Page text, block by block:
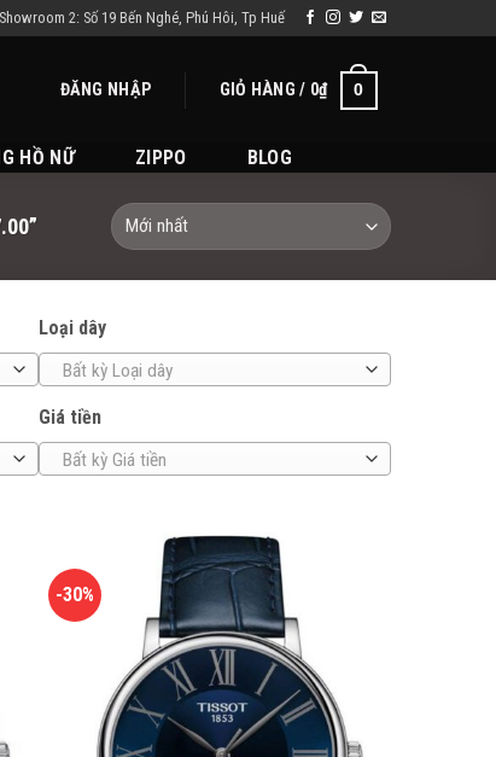
2: Số 19 Bến Nghé, Phú Hôi, Tp Huế
ĐĂNG NHẬP GIỎ HÀNG / 0₫ 0
HỒ NỮ ZIPPO BLOG
Loại dây
Bất kỳ Loại dây
Giá tiền
Bất kỳ Giá tiền
-30%